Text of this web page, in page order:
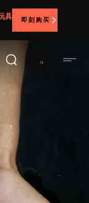
具
即刻购买